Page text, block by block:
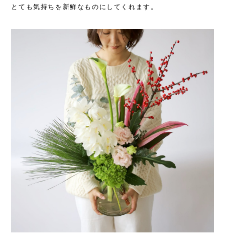
とても気持ちを新鮮なものにしてくれます。